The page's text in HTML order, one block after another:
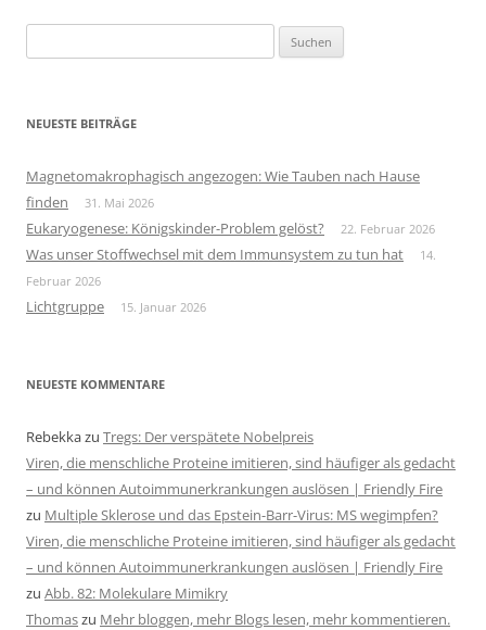
nach:
NEUESTE BEITRÄGE
Magnetomakrophagisch angezogen: Wie Tauben nach Hause
finden
31. Mai 2026
Eukaryogenese: Königskinder-Problem gelöst? 22. Februar 2026
Was unser Stoffwechsel mit dem Immunsystem zu tun hat
14.
Februar 2026
Lichtgruppe 15. Januar 2026
NEUESTE KOMMENTARE
Rebekkazu Tregs: Der verspätete Nobelpreis
Viren, die menschliche Proteine imitieren, sind häufiger als gedacht
– und können Autoimmunerkrankungen auslösen | Friendly Fire
zu Multiple Sklerose und das Epstein-Barr-Virus: MS wegimpfen?
Viren, die menschliche Proteine imitieren, sind häufiger als gedacht
– und können Autoimmunerkrankungen auslösen | Friendly Fire
zu Abb. 82: Molekulare Mimikry
Thomaszu Mehr bloggen, mehr Blogs lesen, mehr kommentieren.